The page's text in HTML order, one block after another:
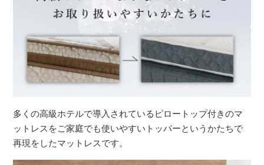
多くの高級ホテルで導入されているピロートップ付きのマ
ットレスをご家庭でも使いやすいトッパーというかたちで
再現をしたマットレスです。